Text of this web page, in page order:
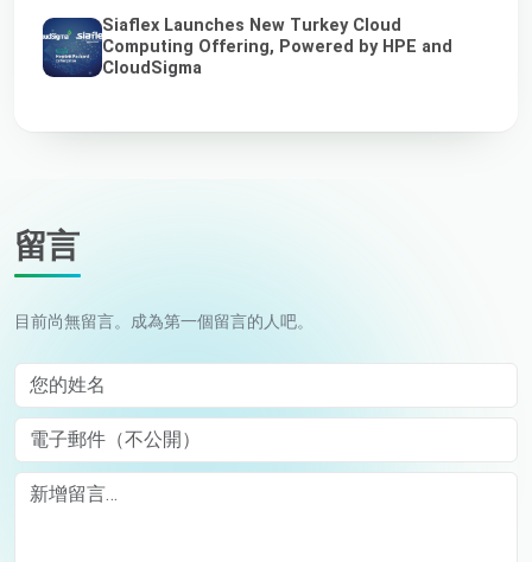
Siaflex Launches New Turkey Cloud
Computing Offering, Powered by HPE and
CloudSigma
留言
目前尚無留言。成為第一個留言的人吧。
您的姓名
電子郵件（不公開）
Comment